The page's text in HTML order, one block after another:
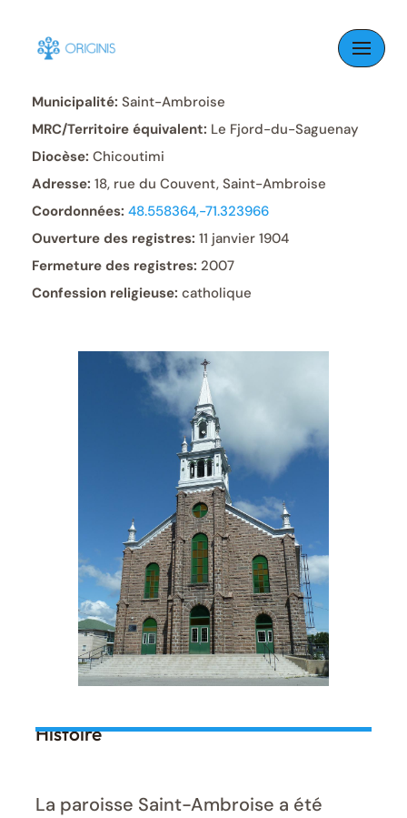
Skip
content
Municipalité: Saint-Ambroise
MRC/Territoire équivalent: Le Fjord-du-Saguenay
Diocèse: Chicoutimi
Adresse: 18, rue du Couvent, Saint-Ambroise
Coordonnées: 48.558364,-71.323966
Ouverture des registres: 11 janvier 1904
Fermeture des registres: 2007
Confession religieuse: catholique
Histoire
La paroisse Saint-Ambroise a été